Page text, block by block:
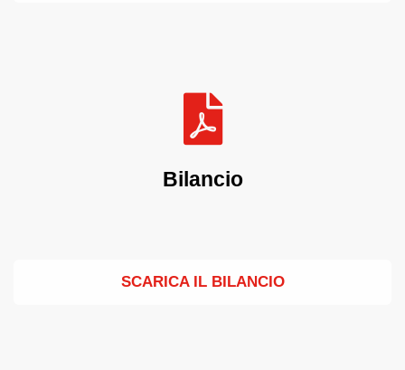
Bilancio
SCARICA IL BILANCIO